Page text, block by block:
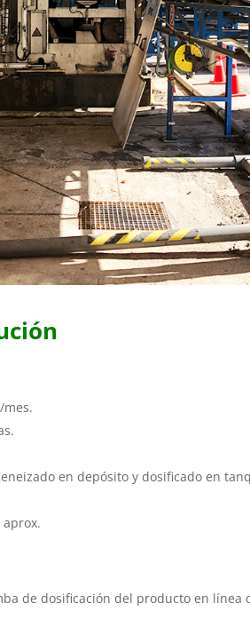
mes.
en depósito y dosificado en
de dosificación del producto en